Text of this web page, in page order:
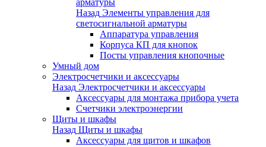
арматуры
Назад Элементы управления для
светосигнальной арматуры
Аппаратура управления
Корпуса КП для кнопок
Посты управления кнопочные
Умный дом
Электросчетчики и аксессуары
Назад Электросчетчики и аксессуары
Аксессуары для монтажа прибора учета
Счетчики электроэнергии
Щиты и шкафы
Назад Щиты и шкафы
Аксессуары для щитов и шкафов